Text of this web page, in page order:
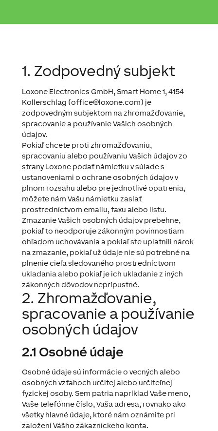
1. Zodpovedný subjekt
Loxone Electronics GmbH, Smart Home 1, 4154
Kollerschlag (office@loxone.com) je
zodpovedným subjektom na zhromažďovanie,
spracovanie a používanie Vašich osobných
údajov.
Pokiaľ chcete proti zhromažďovaniu,
spracovaniu alebo používaniu Vašich údajov zo
strany Loxone podať námietku v súlade s
ustanoveniami o ochrane osobných údajov v
plnom rozsahu alebo pre jednotlivé opatrenia,
môžete nám Vašu námietku zaslať
prostredníctvom emailu, faxu alebo listu.
Zmazanie Vašich osobných údajov prebehne,
pokiaľ to neodporuje zákonným povinnostiam
ohľadom uchovávania a pokiaľ ste uplatnili nárok
na zmazanie, pokiaľ už údaje nie sú potrebné na
plnenie cieľa sledovaného prostredníctvom
ukladania alebo pokiaľ je ich ukladanie z iných
zákonných dôvodov neprípustné.
2. Zhromažďovanie,
spracovanie a používanie
osobných údajov
2.1 Osobné údaje
Osobné údaje sú informácie o vecných alebo
osobných vzťahoch určitej alebo určiteľnej
fyzickej osoby. Sem patria napríklad Vaše meno,
Vaše telefónne číslo, Vaša adresa, rovnako ako
všetky hlavné údaje, ktoré nám oznámite pri
založení Vášho zákazníckeho konta.